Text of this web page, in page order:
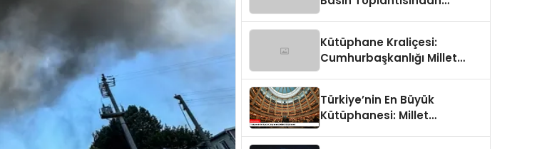
Kütüphane Kraliçesi:
Cumhurbaşkanlığı Millet
Türkiye’nin En Büyük
Kütüphanesi: Millet